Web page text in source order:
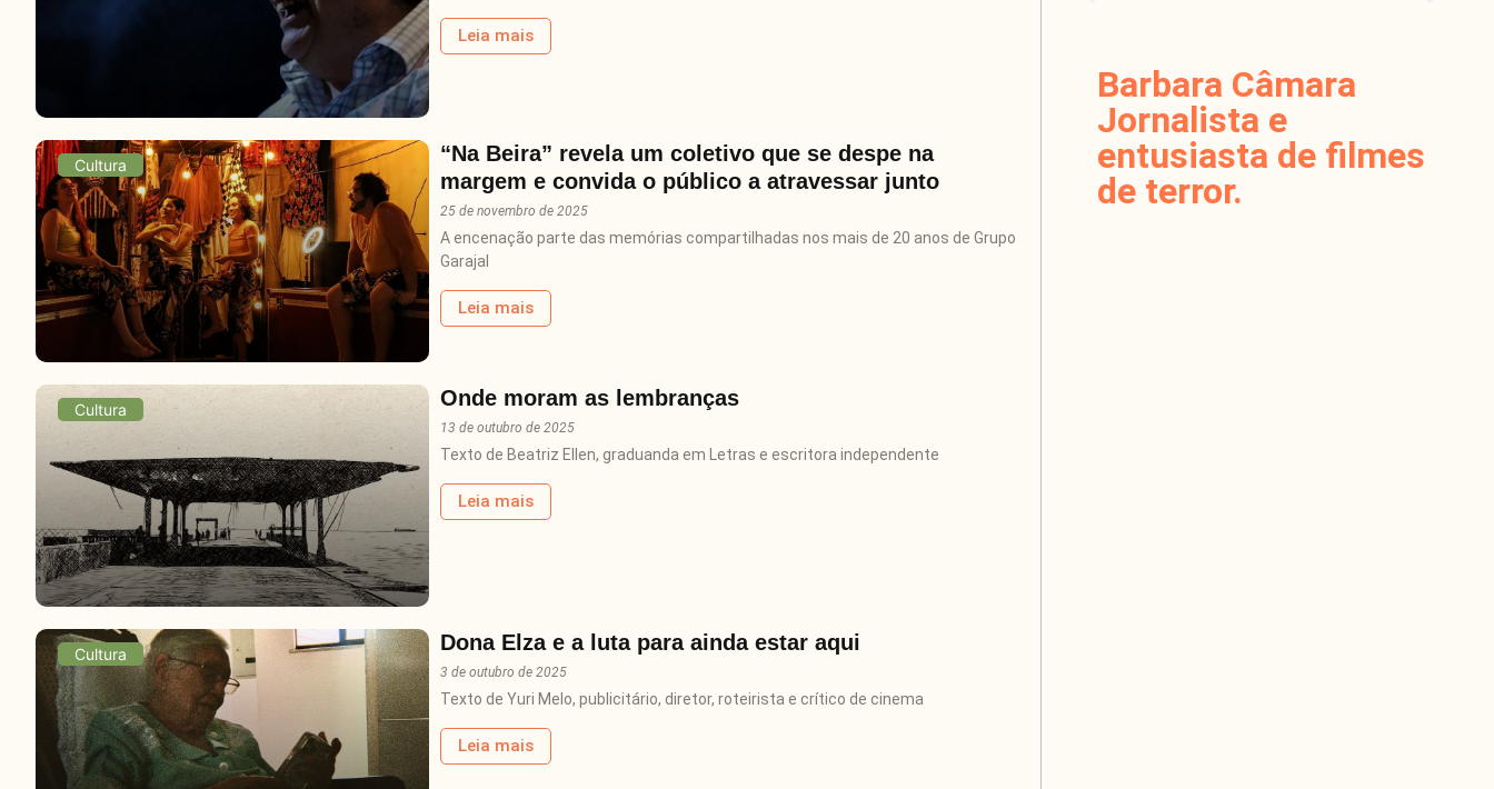
Leia mais
Cultura
“Na Beira” revela um coletivo que se despe na
margem e convida o público a atravessar junto
25 de novembro de 2025
A encenação parte das memórias compartilhadas nos mais de 20 anos de Grupo
Garajal
Leia mais
Cultura Onde moram as lembranças
13 de outubro de 2025
Texto de Beatriz Ellen, graduanda em Letras e escritora independente
Leia mais
Cultura Dona Elza e a luta para ainda estar aqui
3 de outubro de 2025
Texto de Yuri Melo, publicitário, diretor, roteirista e crítico de cinema
Leia mais
Barbara Câmara
Jornalista e
entusiasta de filmes
de terror.